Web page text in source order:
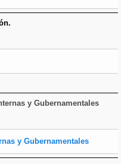
y Gubernamentales
y Gubernamentales